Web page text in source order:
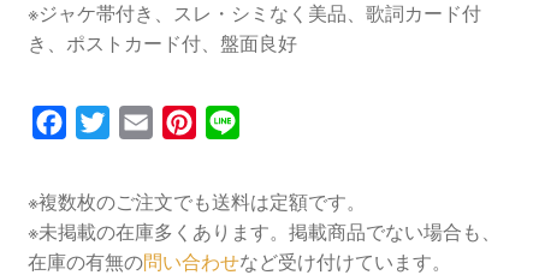
※ジャケ帯付き、スレ・シミなく美品、歌詞カード付
き、ポストカード付、盤面良好
c
e
b
t
t
a
i
l
n
t
e
n
e
※複数枚のご注文でも送料は定額です。
※未掲載の在庫多くあります。掲載商品でない場合も、
在庫の有無の問い合わせなど受け付けています。